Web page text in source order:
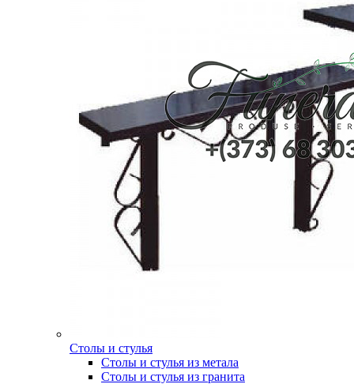
Столы и стулья
Столы и стулья из метала
Столы и стулья из гранита